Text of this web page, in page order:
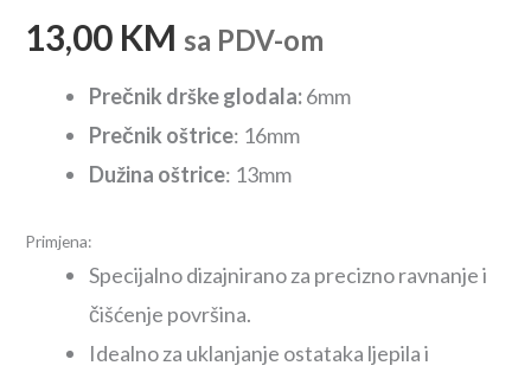
13,00 KM sa PDV-om
Prečnik drške glodala:6mm
Prečnik oštrice: 16mm
Dužina oštrice: 13mm
Primjena:
Specijalno dizajnirano za precizno ravnanje i
čišćenje površina.
Idealno za uklanjanje ostataka ljepila i